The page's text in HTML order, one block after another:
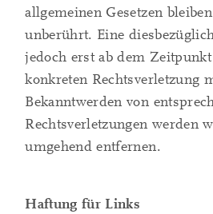
allgemeinen Gesetzen
unberührt. Eine
jedoch erst ab dem
konkreten Rechtsverletzung
Bekanntwerden von
Rechtsverletzungen werden
umgehend entfernen.
Haftung für Links